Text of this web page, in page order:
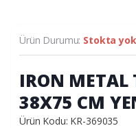
Ürün Durumu: Stokta yok
IRON METAL
38X75 CM
Ürün Kodu: KR-369035